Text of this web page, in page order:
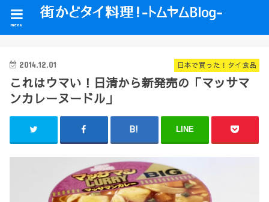
menu
日本で買った！タイ食品
2014.12.01
これはウマい！日清から新発売の「マッサマ
ンカレーヌードル」
LINE